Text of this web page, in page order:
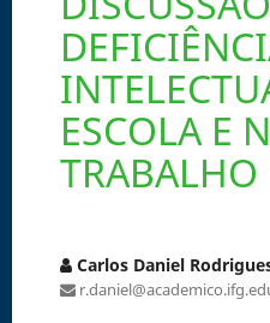
ESCOLA E
TRABALHO
Carlos Daniel